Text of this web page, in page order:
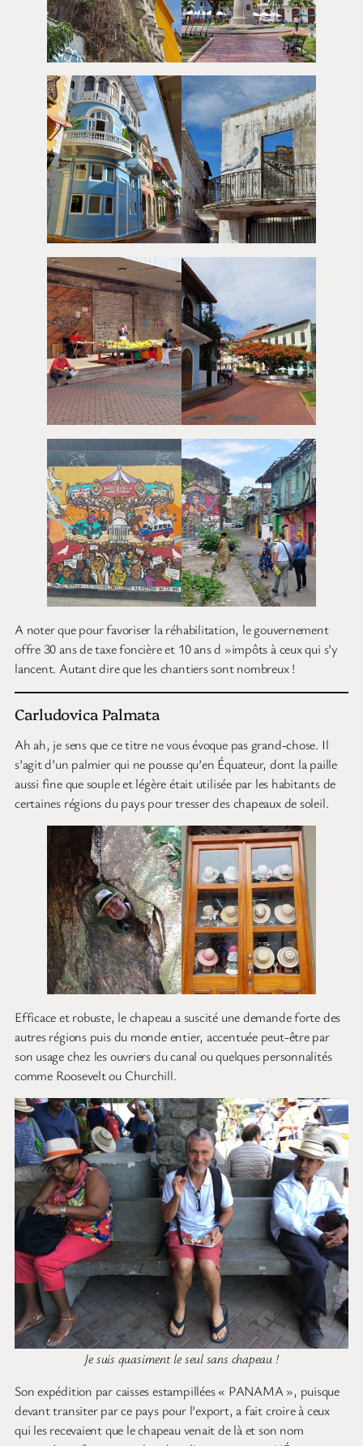
A noter que pour favoriser la réhabilitation, le gouvernement
offre 30 ans de taxe foncière et 10 ans d »impôts à ceux qui s’y
lancent. Autant dire que les chantiers sont nombreux !
Carludovica Palmata
Ah ah, je sens que ce titre ne vous évoque pas grand-chose. Il
s’agit d’un palmier qui ne pousse qu’en Équateur, dont la paille
aussi fine que souple et légère était utilisée par les habitants de
certaines régions du pays pour tresser des chapeaux de soleil.
Efficace et robuste, le chapeau a suscité une demande forte des
autres régions puis du monde entier, accentuée peut-être par
son usage chez les ouvriers du canal ou quelques personnalités
comme Roosevelt ou Churchill.
Je suis quasiment le seul sans chapeau !
Son expédition par caisses estampillées « PANAMA », puisque
devant transiter par ce pays pour l’export, a fait croire à ceux
qui les recevaient que le chapeau venait de là et son nom